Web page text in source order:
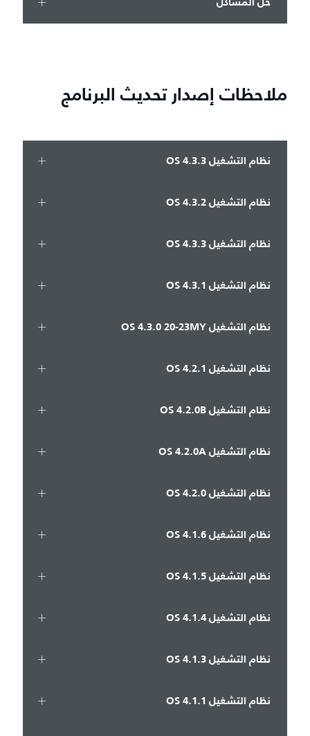
حل المشاكل
ملاحظات إصدار تحديث البرنامج
نظام التشغيل OS 4.3.3
نظام التشغيل OS 4.3.2
نظام التشغيل OS 4.3.3
نظام التشغيل OS 4.3.1
نظام التشغيل OS 4.3.0 20-23MY
نظام التشغيل OS 4.2.1
نظام التشغيل OS 4.2.0B
نظام التشغيل OS 4.2.0A
نظام التشغيل OS 4.2.0
نظام التشغيل OS 4.1.6
نظام التشغيل OS 4.1.5
نظام التشغيل OS 4.1.4
نظام التشغيل OS 4.1.3
نظام التشغيل OS 4.1.1